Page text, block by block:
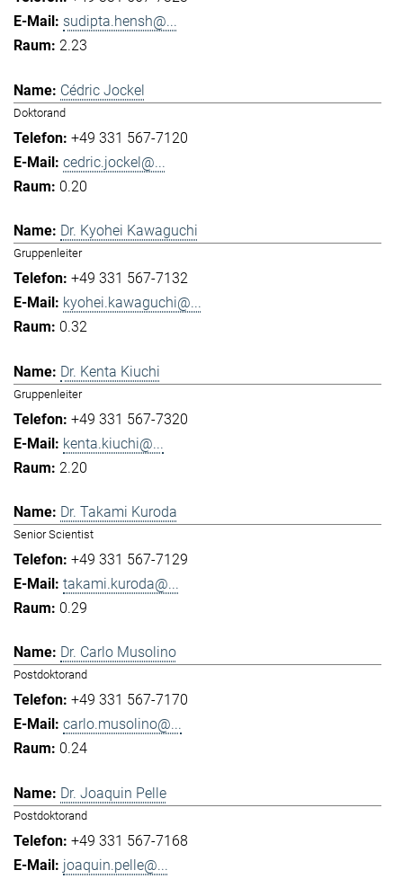
sudipta.hensh@...
2.23
Cédric Jockel
Doktorand
+49 331 567-7120
cedric.jockel@...
0.20
Dr. Kyohei Kawaguchi
Gruppenleiter
+49 331 567-7132
kyohei.kawaguchi@...
0.32
Dr. Kenta Kiuchi
Gruppenleiter
+49 331 567-7320
kenta.kiuchi@...
2.20
Dr. Takami Kuroda
Senior Scientist
+49 331 567-7129
takami.kuroda@...
0.29
Dr. Carlo Musolino
Postdoktorand
+49 331 567-7170
carlo.musolino@...
0.24
Dr. Joaquin Pelle
Postdoktorand
+49 331 567-7168
joaquin.pelle@...